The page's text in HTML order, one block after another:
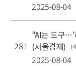
2025-08-04
281
"AI는 도구…'
(서울경제)
2025-08-04